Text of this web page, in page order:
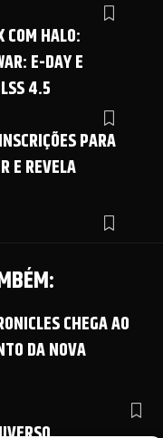
COM HALO:
E-DAY E
4.5
PARA
E REVELA
CHEGA AO
DA NOVA